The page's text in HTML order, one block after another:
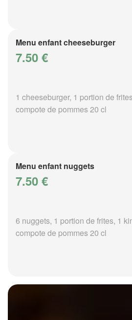
Menu enfant cheeseburger
7.50 €
1 cheeseburger, 1 portion de
compote de pommes 20 cl
Menu enfant nuggets
7.50 €
6 nuggets, 1 portion de frites, 1
compote de pommes 20 cl